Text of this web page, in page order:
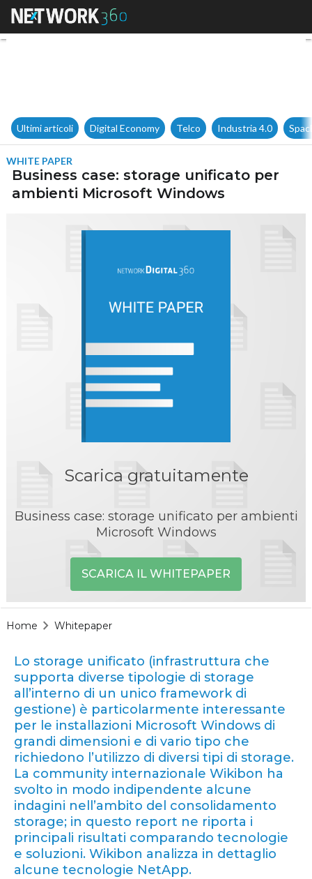
Business case: storage
Ultimi articoli Digital Economy Telco Industria 4.0
WHITE PAPER
Business case: storage unificato per
ambienti Microsoft Windows
Scarica gratuitamente
Business case: storage unificato per ambienti
Microsoft Windows
SCARICA IL WHITEPAPER
Home Whitepaper
Lo storage unificato (infrastruttura che
supporta diverse tipologie di storage
all’interno di un unico framework di
gestione) è particolarmente interessante
per le installazioni Microsoft Windows di
grandi dimensioni e di vario tipo che
richiedono l’utilizzo di diversi tipi di storage.
La community internazionale Wikibon ha
svolto in modo indipendente alcune
indagini nell’ambito del consolidamento
storage; in questo report ne riporta i
principali risultati comparando tecnologie
e soluzioni. Wikibon analizza in dettaglio
alcune tecnologie NetApp.